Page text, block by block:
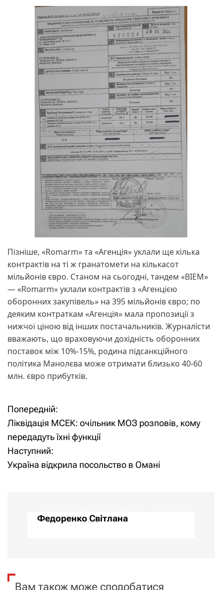
Пізніше, «Romarm» та «Агенція» уклали ще кілька
контрактів на ті ж гранатомети на кількасот
мільйонів євро. Станом на сьогодні, тандем «BIEM»
— «Romarm» уклали контрактів з «Агенцією
оборонних закупівель» на 395 мільйонів євро; по
деяким контраткам «Агенція» мала пропозиції з
нижчої ціною від інших постачальників. Журналісти
вважають, що враховуючи дохідність оборонних
поставок між 10%-15%, родина підсанкційного
політика Манолєва може отримати близько 40-60
млн. євро прибутків.
Н
а
в
г
а
ц
и
я
Н
а
в
г
а
ц
і
я
Попередній:
Ліквідація МСЕК: очільник МОЗ розповів, кому
передадуть їхні функції
Наступний:
Україна відкрила посольство в Омані
Федоренко Світлана
Вам також може сподобатися